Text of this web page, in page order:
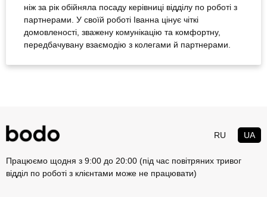
ніж за рік обійняла посаду керівниці відділу по роботі з
партнерами. У своїй роботі Іванна цінує чіткі
домовленості, зважену комунікацію та комфортну,
передбачувану взаємодію з колегами й партнерами.
RU UA
Працюємо щодня з 9:00 до 20:00 (під час повітряних тривог
відділ по роботі з клієнтами може не працювати)